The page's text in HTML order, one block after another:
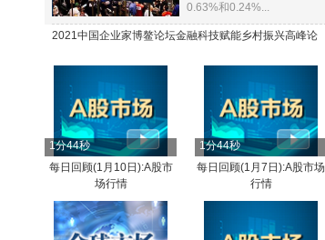
0.63%和0.24%...
2021中国企业家博鳌论坛金融科技赋能乡村振兴高峰论
1分44秒
每日回顾(1月10日):A股市
场行情
1分44秒
每日回顾(1月7日):A股市场
行情